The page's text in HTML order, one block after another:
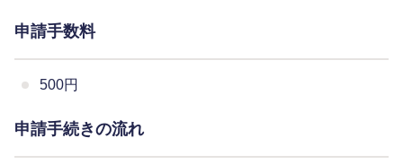
申請手数料
500円
申請手続きの流れ